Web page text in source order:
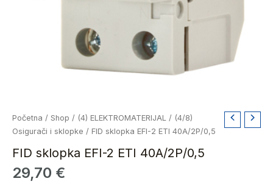
Početna / Shop / (4) ELEKTROMATERIJAL / (4/8)
Osigurači i sklopke / FID sklopka EFI-2 ETI 40A/2P/0,5
FID sklopka EFI-2 ETI 40A/2P/0,5
29,70 €
FID
sklopka
2
ETI